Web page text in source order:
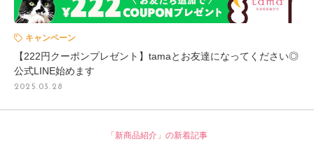
キャンペーン
【222円クーポンプレゼント】tamaとお友達になってください◎
公式LINE始めます
2025.03.28
「新商品紹介」の新着記事